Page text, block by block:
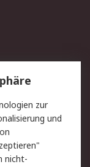
zur
und
nicht-